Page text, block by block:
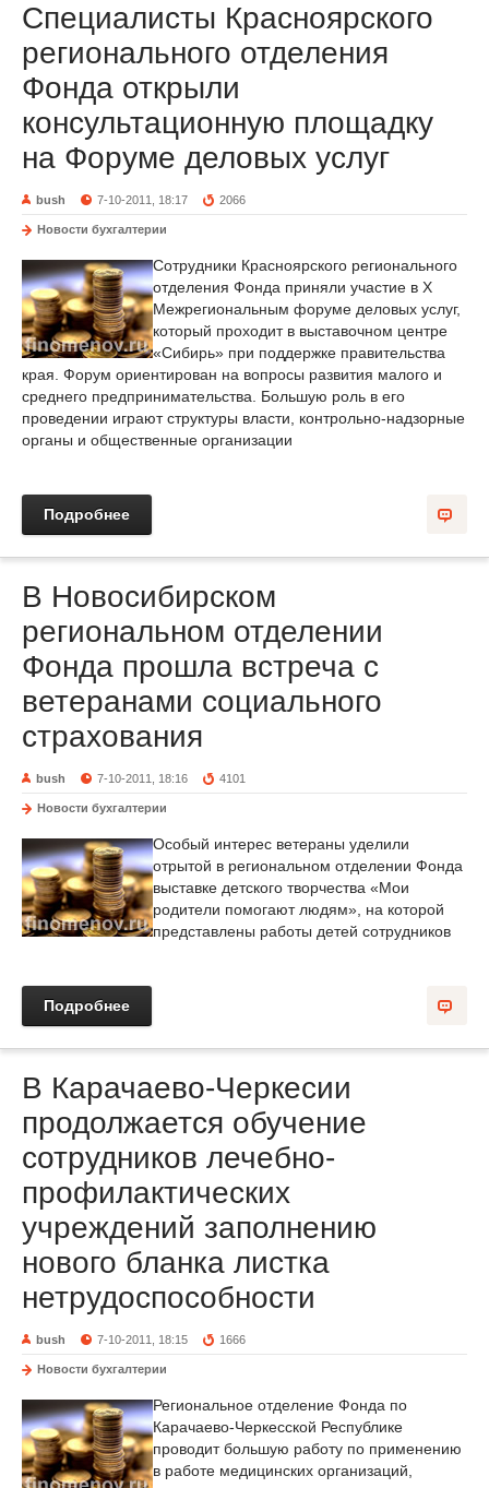
Специалисты Красноярского
регионального отделения
Фонда открыли
консультационную площадку
на Форуме деловых услуг
bush 7-10-2011, 18:17 2066
Новости бухгалтерии
Сотрудники Красноярского регионального
отделения Фонда приняли участие в X
Межрегиональным форуме деловых услуг,
который проходит в выставочном центре
«Сибирь» при поддержке правительства
края. Форум ориентирован на вопросы развития малого и
среднего предпринимательства. Большую роль в его
проведении играют структуры власти, контрольно-надзорные
органы и общественные организации
Подробнее
В Новосибирском
региональном отделении
Фонда прошла встреча с
ветеранами социального
страхования
bush 7-10-2011, 18:16 4101
Новости бухгалтерии
Особый интерес ветераны уделили
отрытой в региональном отделении Фонда
выставке детского творчества «Мои
родители помогают людям», на которой
представлены работы детей сотрудников
Подробнее
В Карачаево-Черкесии
продолжается обучение
сотрудников лечебно-
профилактических
учреждений заполнению
нового бланка листка
нетрудоспособности
bush 7-10-2011, 18:15 1666
Новости бухгалтерии
Региональное отделение Фонда по
Карачаево-Черкесской Республике
проводит большую работу по применению
в работе медицинских организаций,